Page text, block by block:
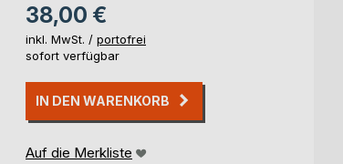
38,00 €
inkl. MwSt. / portofrei
sofort verfügbar
IN DEN WARENKORB
Auf die Merkliste